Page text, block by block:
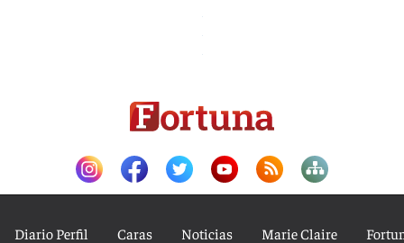
Diario Perfil Caras Noticias Marie Claire